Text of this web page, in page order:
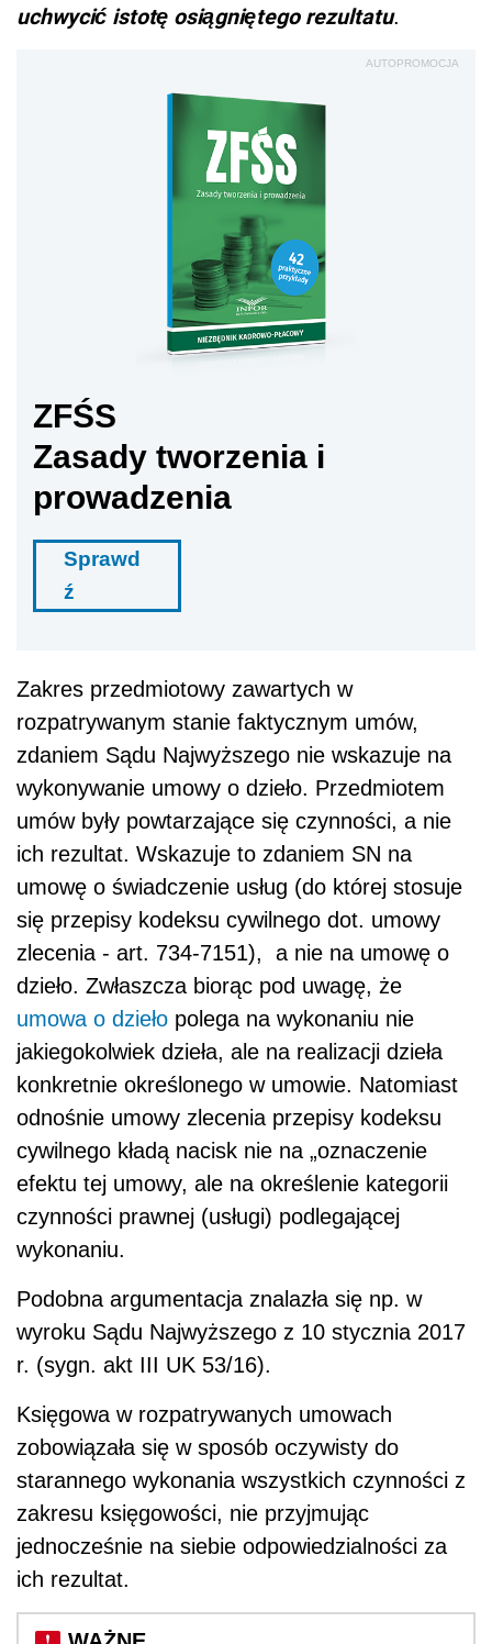
uchwycić istotę osiągniętego rezultatu.
AUTOPROMOCJA
ZFŚS
Zasady tworzenia i
prowadzenia
Sprawd
ź
Zakres przedmiotowy zawartych w
rozpatrywanym stanie faktycznym umów,
zdaniem Sądu Najwyższego nie wskazuje na
wykonywanie umowy o dzieło. Przedmiotem
umów były powtarzające się czynności, a nie
ich rezultat. Wskazuje to zdaniem SN na
umowę o świadczenie usług (do której stosuje
się przepisy kodeksu cywilnego dot. umowy
zlecenia - art. 734-7151), a nie na umowę o
dzieło. Zwłaszcza biorąc pod uwagę, że
umowa o dzieło polega na wykonaniu nie
jakiegokolwiek dzieła, ale na realizacji dzieła
konkretnie określonego w umowie. Natomiast
odnośnie umowy zlecenia przepisy kodeksu
cywilnego kładą nacisk nie na „oznaczenie
efektu tej umowy, ale na określenie kategorii
czynności prawnej (usługi) podlegającej
wykonaniu.
Podobna argumentacja znalazła się np. w
wyroku Sądu Najwyższego z 10 stycznia 2017
r. (sygn. akt III UK 53/16).
Księgowa w rozpatrywanych umowach
zobowiązała się w sposób oczywisty do
starannego wykonania wszystkich czynności z
zakresu księgowości, nie przyjmując
jednocześnie na siebie odpowiedzialności za
ich rezultat.